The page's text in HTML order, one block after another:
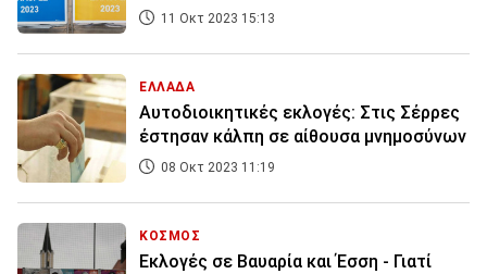
11 Οκτ 2023 15:13
ΕΛΛΑΔΑ
Αυτοδιοικητικές εκλογές: Στις Σέρρες
έστησαν κάλπη σε αίθουσα μνημοσύνων
08 Οκτ 2023 11:19
ΚΟΣΜΟΣ
Εκλογές σε Βαυαρία και Έσση - Γιατί